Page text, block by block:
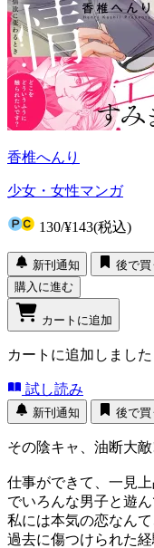
香椎へんり
少女・女性マンガ
130/¥143(税込)
新刊通知
後で買
購入に進む
カートに追加
カートに追加しました
試し読み
新刊通知 後で買
その陰キャ、油断大敵
仕事ができて、一見
でいろんな男子と遊
私には本気の恋なん
過去に傷つけられた